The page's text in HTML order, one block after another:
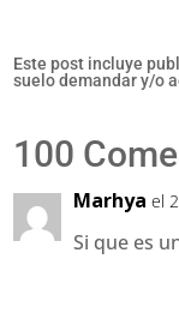
Este post incluye
suelo demandar y/o
100
Marhya el
Si que es